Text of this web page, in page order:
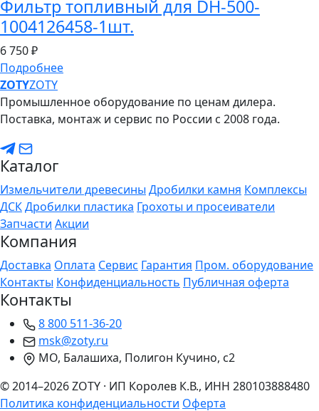
Фильтр топливный для DH-500-
1004126458-1шт.
6750 ₽
Подробнее
ZOTYZOTY
Промышленное оборудование по ценам дилера.
Поставка, монтаж и сервис по России с 2008 года.
Каталог
Измельчители древесины Дробилки камня Комплексы
ДСКДробилки пластика Грохоты и просеиватели
Запчасти Акции
Компания
Доставка Оплата Сервис Гарантия Пром. оборудование
Контакты Конфиденциальность Публичная оферта
Контакты
8 800 511-36-20
msk@zoty.ru
МО, Балашиха, Полигон Кучино, с2
© 2014–2026 ZOTY · ИП Королев К.В., ИНН 280103888480
Политика конфиденциальности Оферта